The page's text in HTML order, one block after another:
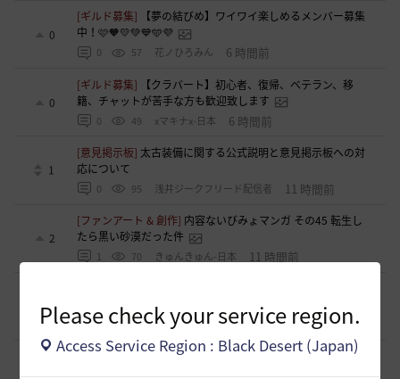
Please check your service region.
Access Service Region : Black Desert (Japan)
0
[ギルド募集]
【夢の結びめ】ワイワイ楽しめるメンバー募集
中！🩷🧡💛💚💙🩵💜
0 57 花ノひろみん 6 時間前
0
[ギルド募集]
【クラバート】初心者、復帰、ベテラン、移
籍、チャットが苦手な方も歓迎致します
0 49 xマキナx-日本 6 時間前
1
[意見掲示板] 太古装備に関する公式説明と意見掲示板への対
応について
0 95 浅井ジークフリード配信者 11 時間前
2
[ファンアート & 創作] 内容ないびみょマンガ その45 転生し
たら黒い砂漠だった件
1 70 きゅんきゅん-日本 11 時間前
1
ったり自由なギルドです♪
0 80 ゆぅにゃん 13 時間前
1
[ギルド募集]【新設1段拠点戦ギルド】「えにぐま」ギルド